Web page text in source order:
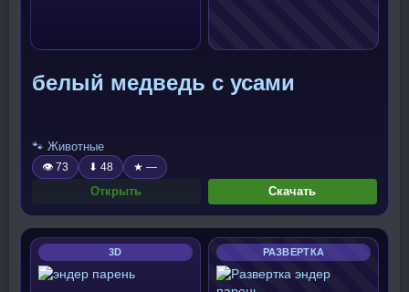
белый медведь с усами
🐾 Животные
👁 73 ⬇ 48 ★ —
Открыть Скачать
3D РАЗВЕРТКА